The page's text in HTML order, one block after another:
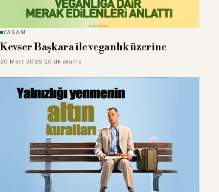
YAŞAM
Kevser Başkara ile veganlık üzerine
20 Mart 2026 ·10 dk okuma